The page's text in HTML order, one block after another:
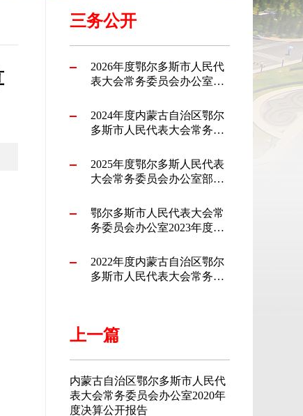
三务公开
2026年度鄂尔多斯市人民代
表大会常务委员会办公室本
2024年度内蒙古自治区鄂尔
多斯市人民代表大会常务委
告
2025年度鄂尔多斯人民代表
大会常务委员会办公室部门
鄂尔多斯市人民代表大会常
务委员会办公室2023年度部
2022年度内蒙古自治区鄂尔
多斯市人民代表大会常务委
上一篇
内蒙古自治区鄂尔多斯市人民代
表大会常务委员会办公室2020年
度决算公开报告